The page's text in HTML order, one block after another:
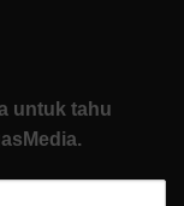
untuk tahu